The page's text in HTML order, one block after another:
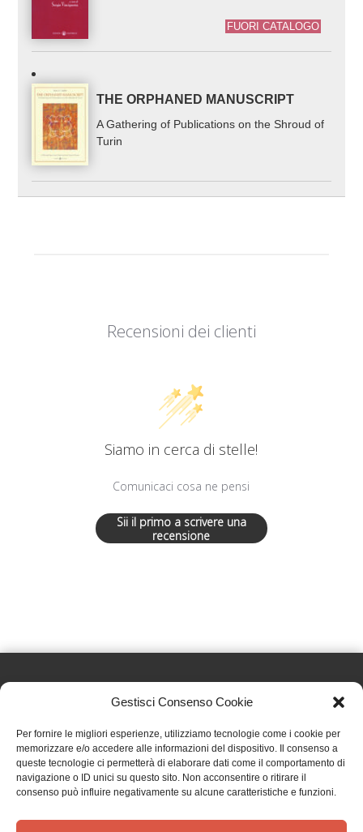
Gestisci Consenso Cookie
Per fornire le migliori esperienze, utilizziamo tecnologie come i cookie per
memorizzare e/o accedere alle informazioni del dispositivo. Il consenso a
queste tecnologie ci permetterà di elaborare dati come il comportamento di
navigazione o ID unici su questo sito. Non acconsentire o ritirare il
consenso può influire negativamente su alcune caratteristiche e funzioni.
FUORI CATALOGO
THE ORPHANED MANUSCRIPT
A Gathering of Publications on the Shroud of
Turin
Recensioni dei clienti
Siamo in cerca di stelle!
Comunicaci cosa ne pensi
Sii il primo a scrivere una
recensione
Effatà Editrice di Pellegrino Paolo SAS
C.F. e P.IVA 09655250018
Via Tre Denti, 1 - 10060 Cantalupa (TO)
Telefono: (+39) 0121 353452 - Fax: (+39) 0121 353839